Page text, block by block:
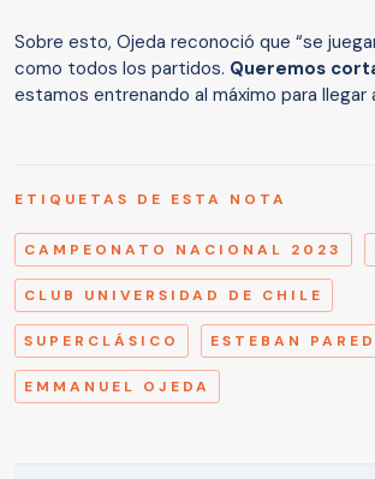
Sobre esto, Ojeda reconoció que “se
como todos los partidos. Queremos
estamos entrenando al máximo para llegar
ETIQUETAS DE ESTA NOTA
CAMPEONATO NACIONAL 2023
CLUB UNIVERSIDAD DE CHILE
SUPERCLÁSICO ESTEBAN
EMMANUEL OJEDA